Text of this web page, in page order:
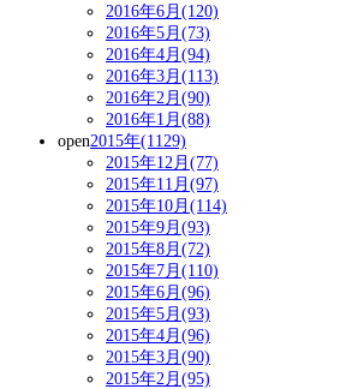
2016年6月(120)
2016年5月(73)
2016年4月(94)
2016年3月(113)
2016年2月(90)
2016年1月(88)
open2015年(1129)
2015年12月(77)
2015年11月(97)
2015年10月(114)
2015年9月(93)
2015年8月(72)
2015年7月(110)
2015年6月(96)
2015年5月(93)
2015年4月(96)
2015年3月(90)
2015年2月(95)